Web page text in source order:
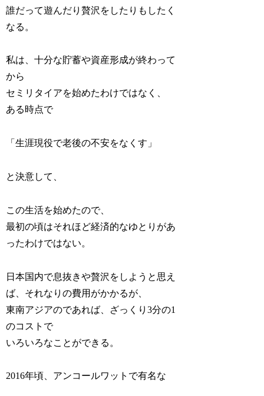
誰だって遊んだり贅沢をしたりもしたく
なる。
私は、十分な貯蓄や資産形成が終わって
から
セミリタイアを始めたわけではなく、
ある時点で
「生涯現役で老後の不安をなくす」
と決意して、
この生活を始めたので、
最初の頃はそれほど経済的なゆとりがあ
ったわけではない。
日本国内で息抜きや贅沢をしようと思え
ば、それなりの費用がかかるが、
東南アジアのであれば、ざっくり3分の1
のコストで
いろいろなことができる。
2016年頃、アンコールワットで有名な